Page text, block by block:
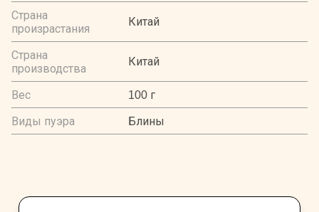
Страна
произрастания
Китай
Страна
производства
Китай
Вес
100 г
Виды пуэра
Блины